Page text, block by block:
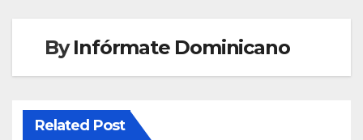
ByInfórmate Dominicano
Related Post